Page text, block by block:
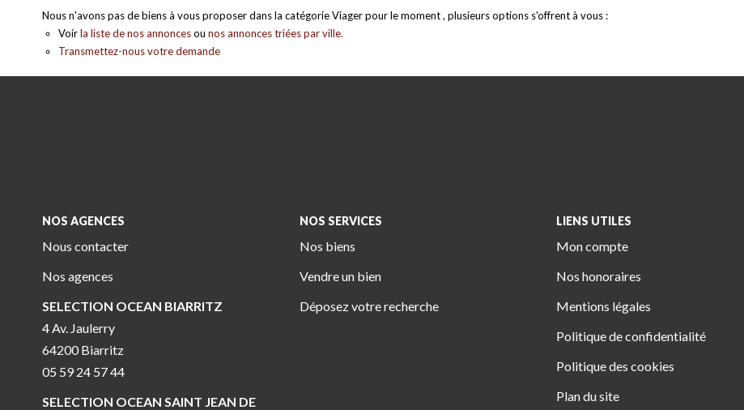
Nous n'avons pas de biens à vous proposer dans la catégorie Viager pour le moment , plusieurs options s'offrent à vous :
Voirla liste de nos annoncesou nos annonces triées par ville.
Transmettez-nous votre demande
NOS AGENCES
Nous contacter
Nos agences
SELECTION OCEAN BIARRITZ
4 Av. Jaulerry
64200 Biarritz
05 59 24 57 44
SELECTION OCEAN SAINT JEAN DE
NOS SERVICES
Nos biens
Vendre un bien
Déposez votre recherche
LIENS UTILES
Mon compte
Nos honoraires
Mentions légales
Politique de confidentialité
Politique des cookies
Plan du site